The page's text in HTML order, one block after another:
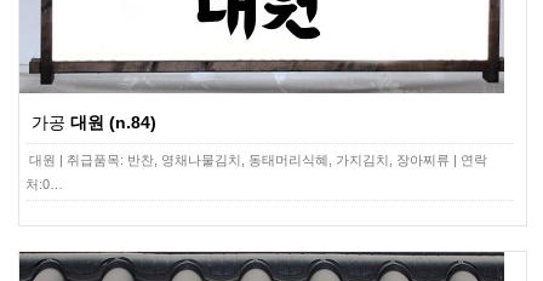
가공 대원 (n.84)
대원 | 취급품목: 반찬, 영채나물김치, 동태머리식혜, 가지김치, 장아찌류 | 연락
처:0…